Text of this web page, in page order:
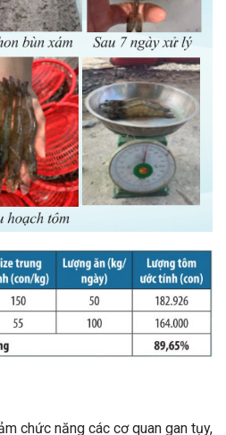
chức năng các cơ quan gan tụy,